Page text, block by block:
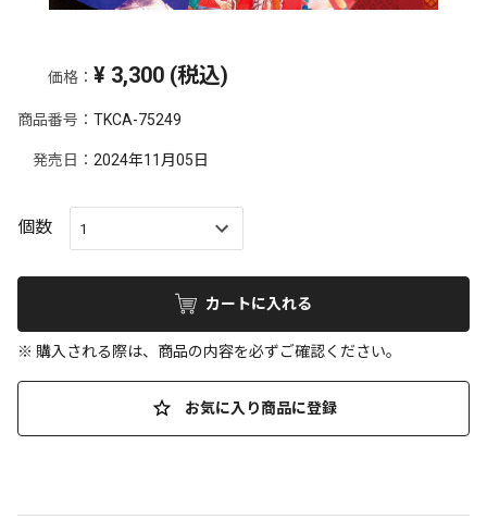
価格： ¥ 3,300 (税込)
商品番号： TKCA-75249
発売日： 2024年11月05日
個数
カートに入れる
※ 購入される際は、商品の内容を必ずご確認ください。
お気に入り商品に登録